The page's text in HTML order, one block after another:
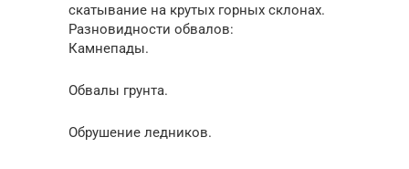
скатывание на крутых горных склонах.
Разновидности обвалов:
Камнепады.
Обвалы грунта.
Обрушение ледников.